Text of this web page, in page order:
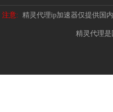
注意: 精灵代理ip加速器仅提供国
精灵代理